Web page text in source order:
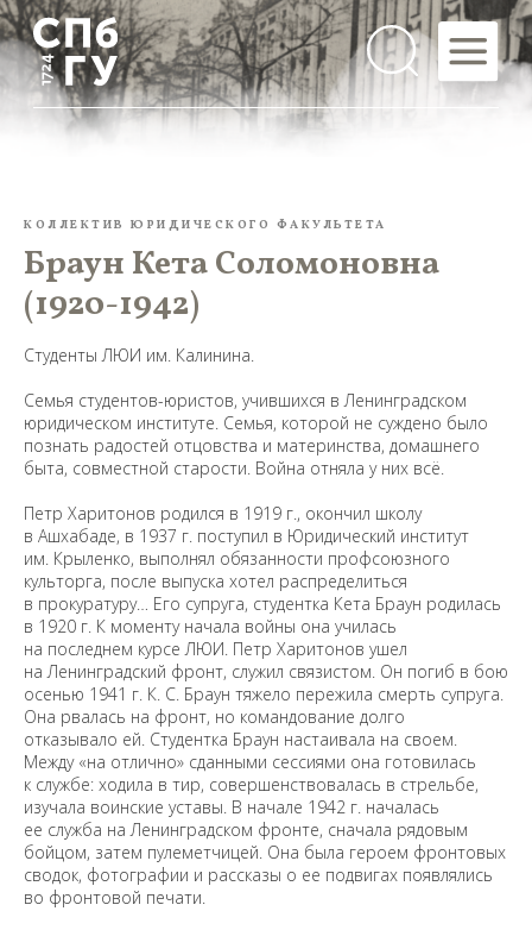
КОЛЛЕКТИВ ЮРИДИЧЕСКОГО ФАКУЛЬТЕТА
Браун Кета Соломоновна
(1920-1942)
Студенты ЛЮИ им. Калинина.
Семья студентов-юристов, учившихся в Ленинградском
юридическом институте. Семья, которой не суждено было
познать радостей отцовства и материнства, домашнего
быта, совместной старости. Война отняла у них всё.
Петр Харитонов родился в 1919 г., окончил школу
в Ашхабаде, в 1937 г. поступил в Юридический институт
им. Крыленко, выполнял обязанности профсоюзного
культорга, после выпуска хотел распределиться
в прокуратуру… Его супруга, студентка Кета Браун родилась
в 1920 г. К моменту начала войны она училась
на последнем курсе ЛЮИ. Петр Харитонов ушел
на Ленинградский фронт, служил связистом. Он погиб в бою
осенью 1941 г. К. С. Браун тяжело пережила смерть супруга.
Она рвалась на фронт, но командование долго
отказывало ей. Студентка Браун настаивала на своем.
Между «на отлично» сданными сессиями она готовилась
к службе: ходила в тир, совершенствовалась в стрельбе,
изучала воинские уставы. В начале 1942 г. началась
ее служба на Ленинградском фронте, сначала рядовым
бойцом, затем пулеметчицей. Она была героем фронтовых
сводок, фотографии и рассказы о ее подвигах появлялись
во фронтовой печати.